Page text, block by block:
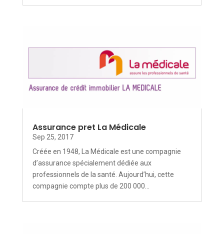
Assurance pret La Médicale
Sep 25, 2017
Créée en 1948, La Médicale est une compagnie
d’assurance spécialement dédiée aux
professionnels de la santé. Aujourd’hui, cette
compagnie compte plus de 200 000...